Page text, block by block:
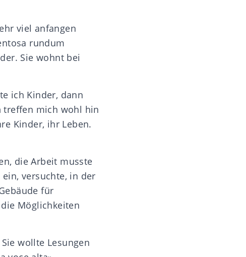
viel anfangen
rundum
Sie wohnt bei
ich Kinder, dann
treffen mich wohl hin
Kinder, ihr Leben.
die Arbeit musste
versuchte, in der
für
Möglichkeiten
wollte Lesungen